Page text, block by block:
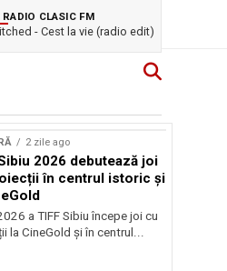
RADIO CLASIC FM
- Cest la vie (radio edit)
2 zile ago
2026 debutează joi
în centrul istoric și
a TIFF Sibiu începe joi cu
la CineGold și în centrul...